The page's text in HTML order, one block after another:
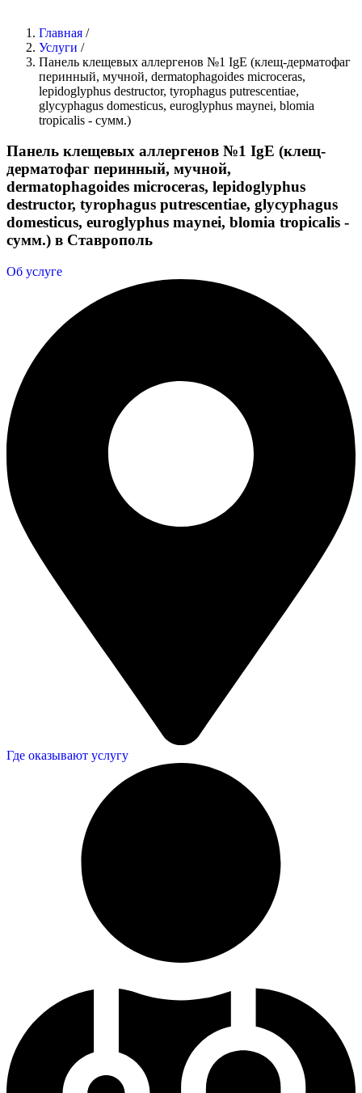
Главная /
Услуги /
Панель клещевых аллергенов №1 IgE (клещ-дерматофаг
перинный, мучной, dermatophagoides microceras,
lepidoglyphus destructor, tyrophagus putrescentiae,
glycyphagus domesticus, euroglyphus maynei, blomia
tropicalis - сумм.)
Панель клещевых аллергенов №1 IgE (клещ-
дерматофаг перинный, мучной,
dermatophagoides microceras, lepidoglyphus
destructor, tyrophagus putrescentiae, glycyphagus
domesticus, euroglyphus maynei, blomia tropicalis -
сумм.) в Ставрополь
Об услуге
Где оказывают услугу